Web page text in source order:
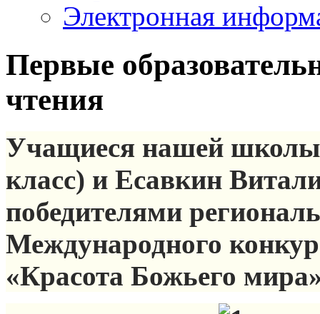
Электронная
Первые
чтения
Учащиеся нашей
класс) и Есавкин
победителями
Международного
«Красота Божьего